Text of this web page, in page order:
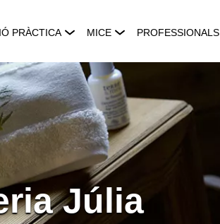
PRÀCTICA MICE PROFESSIONALS
Júlia